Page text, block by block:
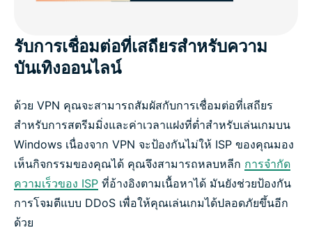
รับการเชื่อมต่อที่เสถียรสำหรับความ
บันเทิงออนไลน์
ด้วย VPN คุณจะสามารถสัมผัสกับการเชื่อมต่อที่เสถียร
สำหรับการสตรีมมิ่งและค่าเวลาแฝงที่ต่ำสำหรับเล่นเกมบน
Windows เนื่องจาก VPN จะป้องกันไม่ให้ ISP ของคุณมอง
เห็นกิจกรรมของคุณได้ คุณจึงสามารถหลบหลีก การจำกัด
ความเร็วของ ISP ที่อ้างอิงตามเนื้อหาได้ มันยังช่วยป้องกัน
การโจมตีแบบ DDoS เพื่อให้คุณเล่นเกมได้ปลอดภัยขึ้นอีก
ด้วย